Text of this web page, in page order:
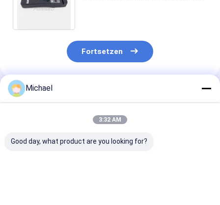
Fortsetzen
Empfohlene Produkte
Michael
3:32 AM
Good day, what product are you looking for?